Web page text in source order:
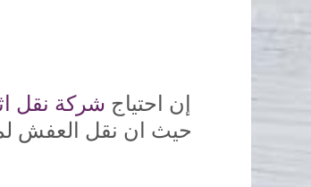
إن احتياج شركة نقل
حيث ان نقل العفش